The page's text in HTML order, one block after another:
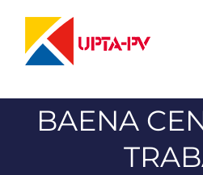
contenido
BAENA